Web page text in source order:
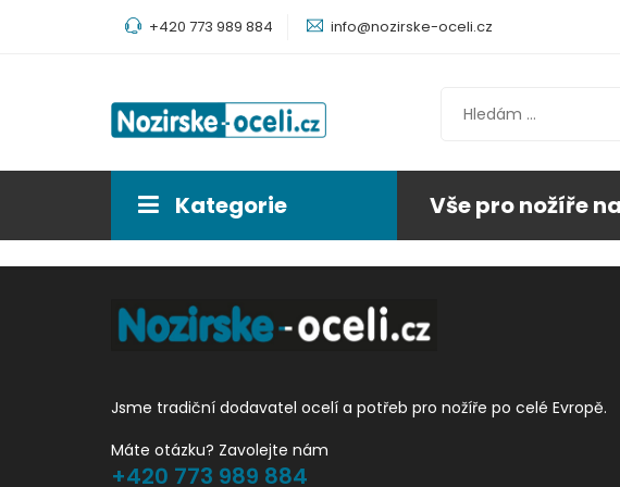
+420 773 989 884 info@nozirske-oceli.cz
Kategorie Vše pro nožíře
Jsme tradiční dodavatel ocelí a potřeb pro nožíře po celé Evropě.
Máte otázku? Zavolejte nám
+420 773 989 884